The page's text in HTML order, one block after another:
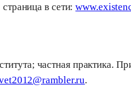
страница в сети:
частная практика.
.